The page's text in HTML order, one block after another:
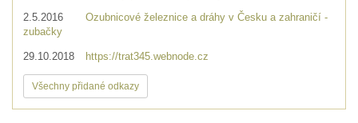
2.5.2016
Ozubnicové železnice a dráhy v Česku a zahraničí -
zubačky
29.10.2018 https://trat345.webnode.cz
Všechny přidané odkazy